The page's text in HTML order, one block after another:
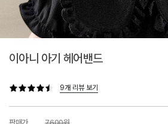
이아니 아기 헤어밴드
9개 리뷰 보기